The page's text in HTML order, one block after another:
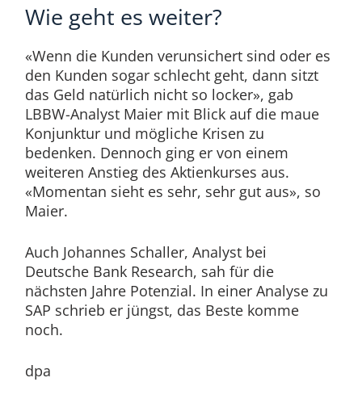
Wie geht es weiter?
«Wenn die Kunden verunsichert sind oder es
den Kunden sogar schlecht geht, dann sitzt
das Geld natürlich nicht so locker», gab
LBBW-Analyst Maier mit Blick auf die maue
Konjunktur und mögliche Krisen zu
bedenken. Dennoch ging er von einem
weiteren Anstieg des Aktienkurses aus.
«Momentan sieht es sehr, sehr gut aus», so
Maier.
Auch Johannes Schaller, Analyst bei
Deutsche Bank Research, sah für die
nächsten Jahre Potenzial. In einer Analyse zu
SAP schrieb er jüngst, das Beste komme
noch.
dpa